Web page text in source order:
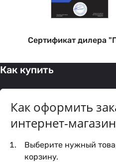
Сертификат дилера
Как купить
Как оформить
интернет-
Выберите нужный
корзину.